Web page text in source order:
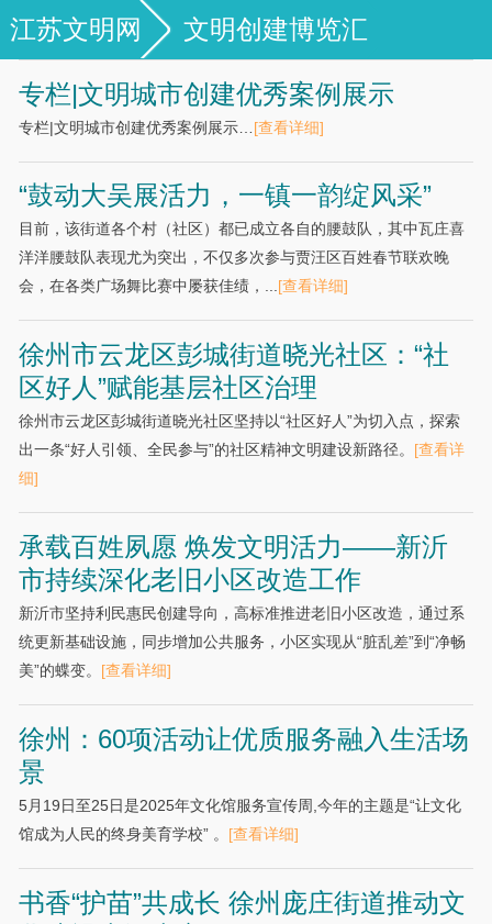
江苏文明网 文明创建博览汇
专栏|文明城市创建优秀案例展示
专栏|文明城市创建优秀案例展示… [查看详细]
“鼓动大吴展活力，一镇一韵绽风采”
目前，该街道各个村（社区）都已成立各自的腰鼓队，其中瓦庄喜
洋洋腰鼓队表现尤为突出，不仅多次参与贾汪区百姓春节联欢晚
会，在各类广场舞比赛中屡获佳绩，...[查看详细]
徐州市云龙区彭城街道晓光社区：“社
区好人”赋能基层社区治理
徐州市云龙区彭城街道晓光社区坚持以“社区好人”为切入点，探索
出一条“好人引领、全民参与”的社区精神文明建设新路径。 [查看详
细]
承载百姓夙愿 焕发文明活力——新沂
市持续深化老旧小区改造工作
新沂市坚持利民惠民创建导向，高标准推进老旧小区改造，通过系
统更新基础设施，同步增加公共服务，小区实现从“脏乱差”到“净畅
美”的蝶变。 [查看详细]
徐州：60项活动让优质服务融入生活场
景
5月19日至25日是2025年文化馆服务宣传周,今年的主题是“让文化
馆成为人民的终身美育学校” 。 [查看详细]
书香“护苗”共成长 徐州庞庄街道推动文